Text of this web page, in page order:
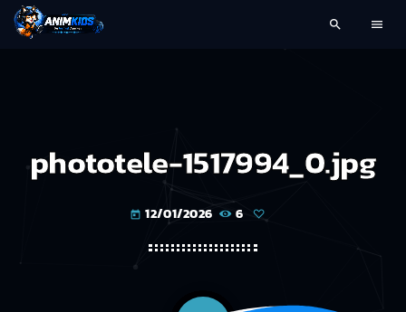
search menu
phototele-1517994_0.jpg
today 12/01/2026 6